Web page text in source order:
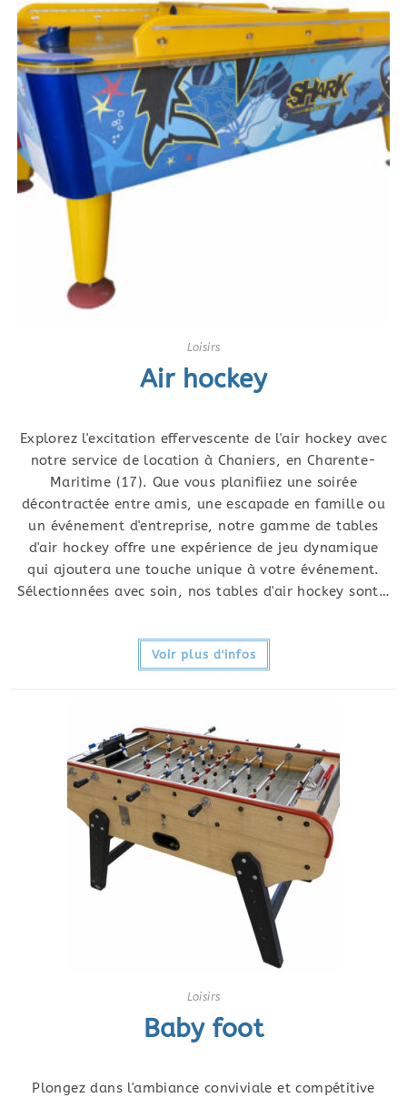
Loisirs
Air hockey
Explorez l'excitation effervescente de l'air hockey avec
notre service de location à Chaniers, en Charente-
Maritime (17). Que vous planifiiez une soirée
décontractée entre amis, une escapade en famille ou
un événement d'entreprise, notre gamme de tables
d'air hockey offre une expérience de jeu dynamique
qui ajoutera une touche unique à votre événement.
Sélectionnées avec soin, nos tables d'air hockey sont…
Voir plus d'infos
Loisirs
Baby foot
Plongez dans l'ambiance conviviale et compétitive